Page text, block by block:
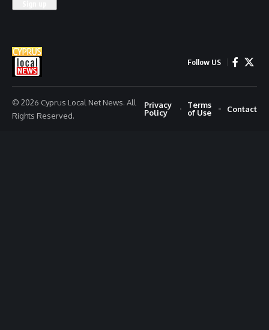
Follow US
© 2026 Cyprus Local Net News. All
Rights Reserved.
Privacy
Policy
Terms
of Use
Contact